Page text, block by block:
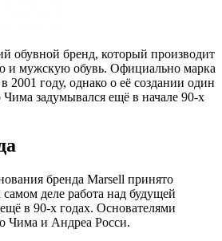
обувной бренд, который производит
и мужскую обувь. Официально марка
2001 году, однако о её создании один
Чима задумывался ещё в начале 90-х
бренда Marsell принято
деле работа над будущей
в 90-х годах. Основателями
Чима и Андреа Росси.